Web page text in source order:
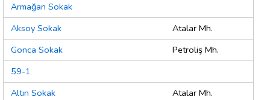
Armağan Sokak
Aksoy Sokak
Atalar Mh.
Gonca Sokak
Petroliş Mh.
59-1
Altın Sokak
Atalar Mh.